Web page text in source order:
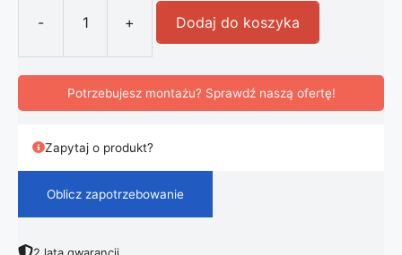
-
ilość Artemide Gople lampa
+ Dodaj do koszyka
Potrzebujesz montażu? Sprawdź naszą ofertę!
Zapytaj o produkt?
Oblicz zapotrzebowanie
2 lata gwarancji